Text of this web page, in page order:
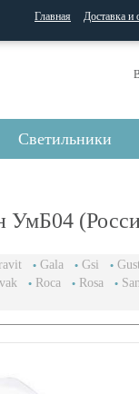
Главная Доставка и
Светильники
УмБ04
Gala Gsi
Roca Rosa